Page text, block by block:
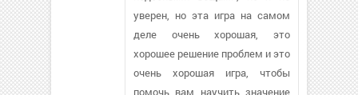
уверен, но эта игра на самом
деле очень хорошая, это
хорошее решение проблем и это
очень хорошая игра, чтобы
помочь вам научить значение